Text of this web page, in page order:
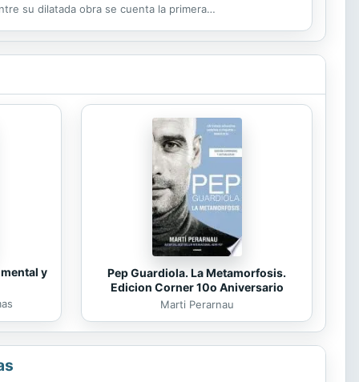
su dilatada obra se cuenta la primera
y
Pep Guardiola. La Metamorfosis.
Edicion Corner 10o Aniversario
Marti Perarnau